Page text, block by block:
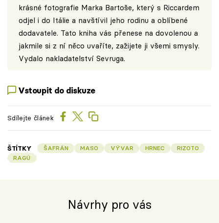
krásné fotografie Marka Bartoše, který s Riccardem
odjel i do Itálie a navštívil jeho rodinu a oblíbené
dodavatele. Tato kniha vás přenese na dovolenou a
jakmile si z ní něco uvaříte, zažijete ji všemi smysly.
Vydalo nakladatelství Sevruga.
Vstoupit do diskuze
Sdílejte článek
ŠTÍTKY ŠAFRÁN MASO VÝVAR HRNEC
RIZOTO
RAGÚ
Návrhy pro vás